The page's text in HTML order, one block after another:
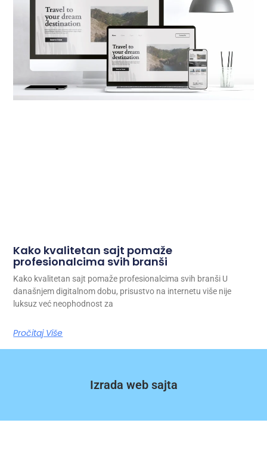
Kako kvalitetan sajt pomaže
profesionalcima svih branši
Kako kvalitetan sajt pomaže profesionalcima svih branši U
današnjem digitalnom dobu, prisustvo na internetu više nije
luksuz već neophodnost za
Pročitaj Više
Izrada web sajta